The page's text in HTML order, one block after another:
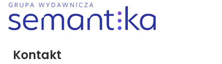
Kontakt